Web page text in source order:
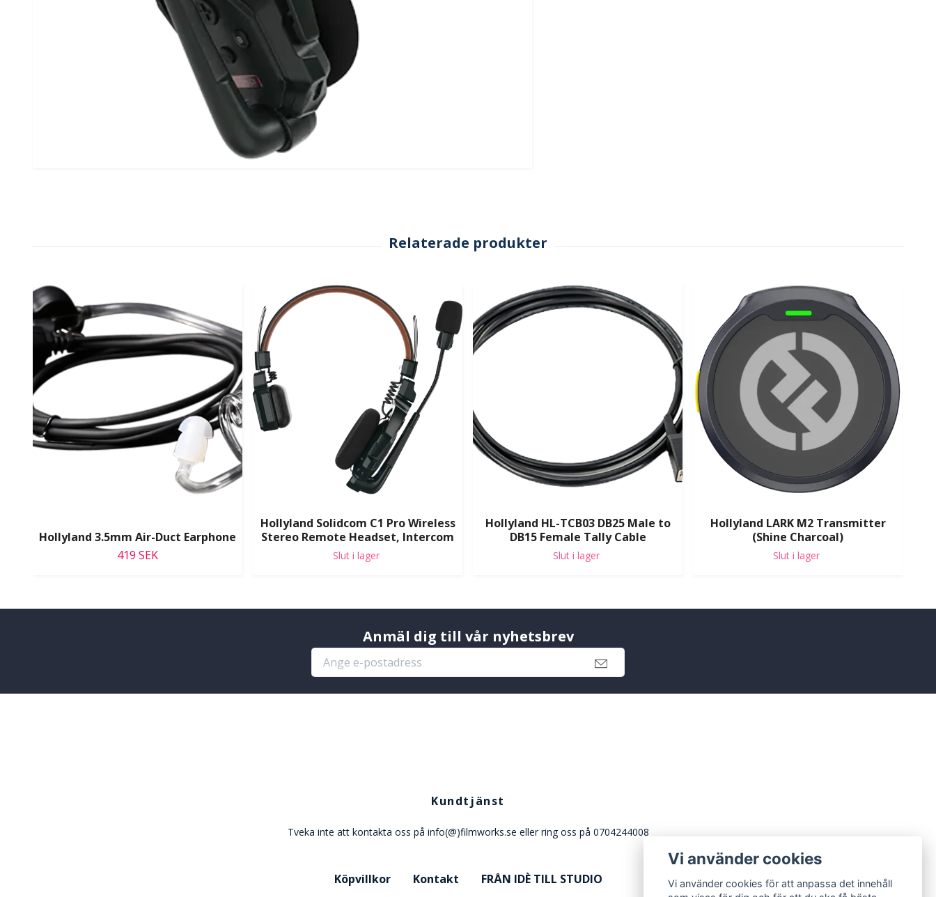
Hollyland 3.5mm Air-Duct Earphone
419 SEK
Hollyland Solidcom C1 Pro Wireless
Stereo Remote Headset, Intercom
Slut i lager
Hollyland HL-TCB03 DB25 Male to
DB15 Female Tally Cable
Slut i lager
Hollyland LARK M2 Transmitter
(Shine Charcoal)
Slut i lager
Anmäl dig till vår nyhetsbrev
Kundtjänst
Tveka inte att kontakta oss på info(@)filmworks.se eller ring oss på 0704244008
Köpvillkor Kontakt FRÅN IDÈ TILL STUDIO
Vi använder cookies
Vi använder cookies för att anpassa det innehåll